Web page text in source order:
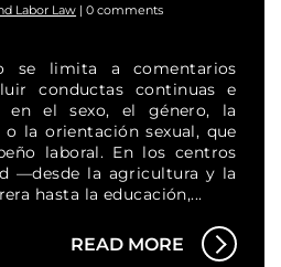
Labor Law |0 comments
se limita a comentarios
conductas continuas e
en el sexo, el género, la
la orientación sexual, que
laboral. En los centros
—desde la agricultura y la
hasta la educación,...
READ MORE